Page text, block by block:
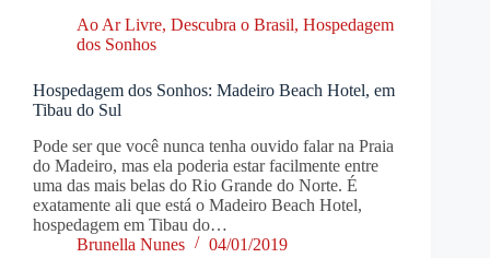
Ao Ar Livre, Descubra o Brasil, Hospedagem
dos Sonhos
Hospedagem dos Sonhos: Madeiro Beach Hotel, em
Tibau do Sul
Pode ser que você nunca tenha ouvido falar na Praia
do Madeiro, mas ela poderia estar facilmente entre
uma das mais belas do Rio Grande do Norte. É
exatamente ali que está o Madeiro Beach Hotel,
hospedagem em Tibau do…
Brunella Nunes
04/01/2019